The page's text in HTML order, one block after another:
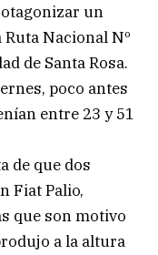
un
Nacional Nº
de Santa Rosa.
poco antes
entre 23 y 51
de que dos
Fiat Palio,
que son motivo
a la altura